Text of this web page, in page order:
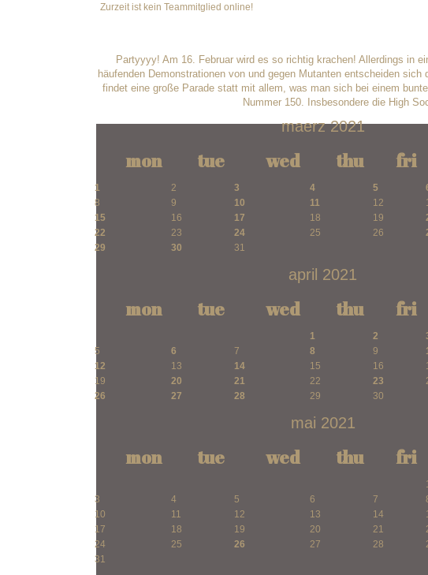
Zurzeit ist kein Teammitglied online!
Partyyyy! Am 16. Februar wird es so richtig krachen! Allerdings in
häufenden Demonstrationen von und gegen Mutanten entscheiden
findet eine große Parade statt mit allem, was man sich bei einem
Nummer 150. Insbesondere die High
maerz 2021
mon tue wed thu fri
1 2 3 4 5
8
9 10 11 12
15
16 17 18 19
22
23 24 25 26
29
30 31
april 2021
mon tue wed thu fri
1 2
5
6 7 8 9
12
13 14 15 16
19
20 21 22 23
26
27 28 29 30
mai 2021
mon tue wed thu fri
3
4 5 6 7
10
11 12 13 14
17
18 19 20 21
24
25 26 27 28
31